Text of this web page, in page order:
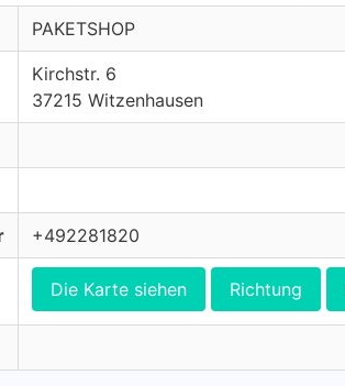
PAKETSHOP
Kirchstr. 6
37215 Witzenhausen
+492281820
Die Karte siehen Richtung